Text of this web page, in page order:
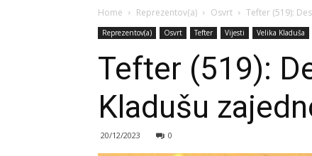
Home Reprezentov(a) Osvrt Tefter (519):
Reprezentov(a) Osvrt Tefter Vijesti Velika Kladuša
Tefter (519):
Kladušu
20/12/2023 0